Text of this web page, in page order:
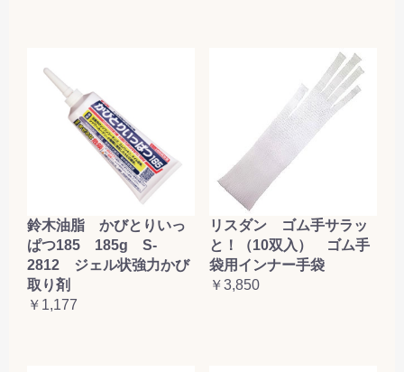
鈴木油脂 かびとりいっ
ぱつ185 185g S-
2812 ジェル状強力かび
取り剤
￥1,177
リスダン ゴム手サラッ
と！（10双入） ゴム手
袋用インナー手袋
￥3,850